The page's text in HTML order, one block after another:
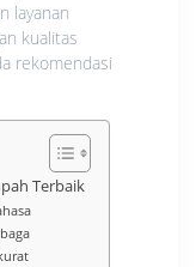
layanan
kualitas
rekomendasi
Terbaik